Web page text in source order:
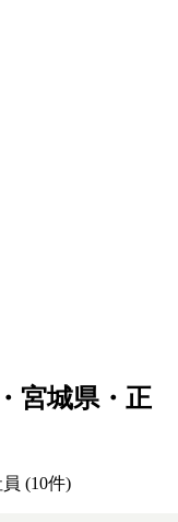
宮城県・正
(10件)